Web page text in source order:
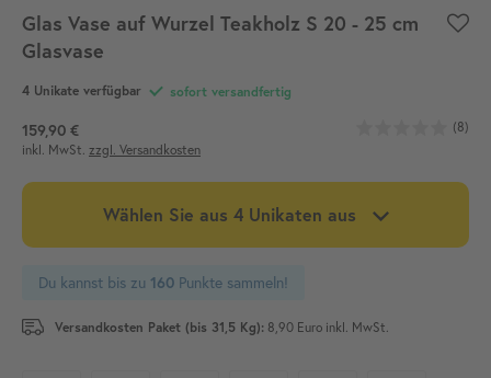
Glas Vase auf Wurzel Teakholz S 20 - 25 cm
Glasvase
4 Unikate verfügbar sofort versandfertig
159,90 €
(8)
inkl. MwSt. zzgl. Versandkosten
Wählen Sie aus 4Unikaten aus
Du kannst bis zu 160 Punkte sammeln!
Versandkosten Paket (bis 31,5 Kg): 8,90 Euro inkl. MwSt.